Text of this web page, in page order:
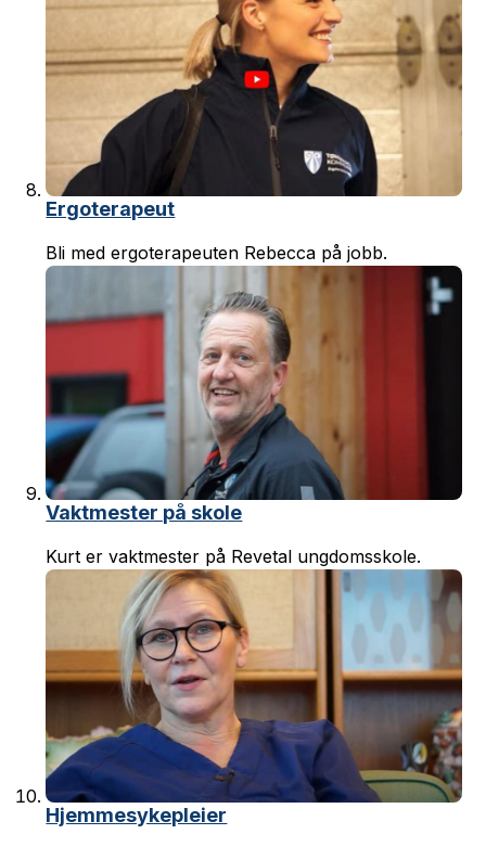
Ergoterapeut
Bli med ergoterapeuten Rebecca på jobb.
Vaktmester på skole
Kurt er vaktmester på Revetal ungdomsskole.
Hjemmesykepleier